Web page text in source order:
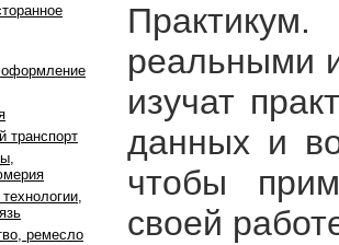
реальными
изучат
данных и
чтобы
своей
транспорт
ремесло